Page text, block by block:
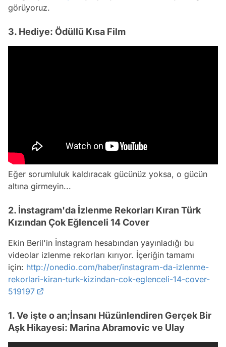
görüyoruz.
3. Hediye: Ödüllü Kısa Film
Eğer sorumluluk kaldıracak gücünüz yoksa, o gücün
altına girmeyin...
2. İnstagram'da İzlenme Rekorları Kıran Türk
Kızından Çok Eğlenceli 14 Cover
Ekin Beril'in İnstagram hesabından yayınladığı bu
videolar izlenme rekorları kırıyor. İçeriğin tamamı
için: http://onedio.com/haber/instagram-da-izlenme-
rekorlari-kiran-turk-kizindan-cok-eglenceli-14-cover-
519197
1. Ve işte o an;İnsanı Hüzünlendiren Gerçek Bir
Aşk Hikayesi: Marina Abramovic ve Ulay